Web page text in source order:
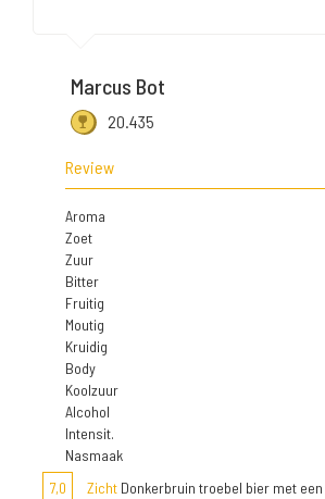
Marcus Bot
20.435
Review
Aroma
Zoet
Zuur
Bitter
Fruitig
Moutig
Kruidig
Body
Koolzuur
Alcohol
Intensit.
Nasmaak
7,0
Zicht Donkerbruin troebel bier met